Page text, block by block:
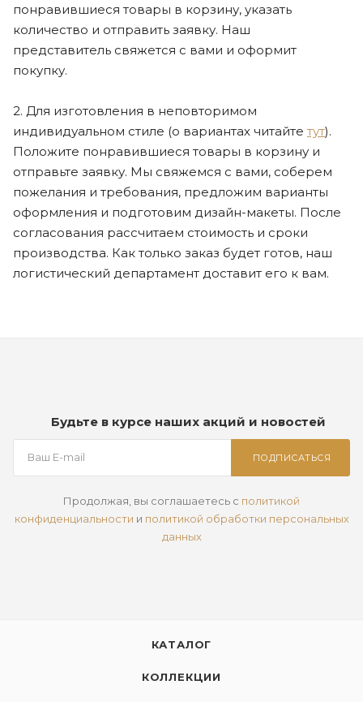
понравившиеся товары в корзину, указать
количество и отправить заявку. Наш
представитель свяжется с вами и оформит
покупку.
2. Для изготовления в неповторимом
индивидуальном стиле (о вариантах читайте тут).
Положите понравившиеся товары в корзину и
отправьте заявку. Мы свяжемся с вами, соберем
пожелания и требования, предложим варианты
оформления и подготовим дизайн-макеты. После
согласования рассчитаем стоимость и сроки
производства. Как только заказ будет готов, наш
логистический департамент доставит его к вам.
Будьте в курсе наших акций и новостей
ПОДПИСАТЬСЯ
Продолжая, вы соглашаетесь с политикой
конфиденциальности и политикой обработки персональных
данных
КАТАЛОГ
КОЛЛЕКЦИИ